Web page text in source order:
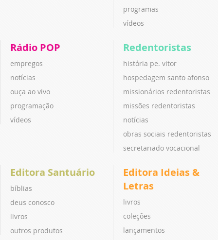
programas
vídeos
Rádio POP
empregos
notícias
ouça ao vivo
programação
vídeos
Redentoristas
história pe. vitor
hospedagem santo afonso
missionários redentoristas
missões redentoristas
notícias
obras sociais redentoristas
secretariado vocacional
Editora Santuário
bíblias
deus conosco
livros
outros produtos
Editora Ideias &
Letras
livros
coleções
lançamentos